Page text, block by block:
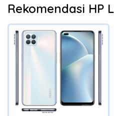
Rekomendasi HP